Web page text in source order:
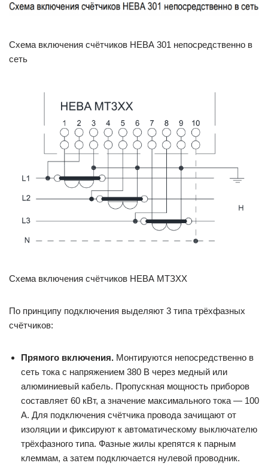
Схема включения счётчиков НЕВА 301 непосредственно в
сеть
Схема включения счётчиков НЕВА МТЗХХ
По принципу подключения выделяют 3 типа трёхфазных
счётчиков:
Прямого включения. Монтируются непосредственно в
сеть тока с напряжением 380 В через медный или
алюминиевый кабель. Пропускная мощность приборов
составляет 60 кВт, а значение максимального тока — 100
А. Для подключения счётчика провода зачищают от
изоляции и фиксируют к автоматическому выключателю
трёхфазного типа. Фазные жилы крепятся к парным
клеммам, а затем подключается нулевой проводник.